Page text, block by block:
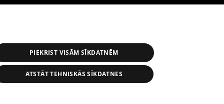
PIEKRIST VISĀM SĪKDATNĒM
ATSTĀT TEHNISKĀS SĪKDATNES